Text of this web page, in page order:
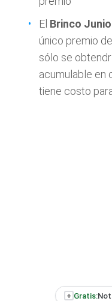
El Brinco
único premio
sólo se
acumulable en
tiene costo
+ Gratis: